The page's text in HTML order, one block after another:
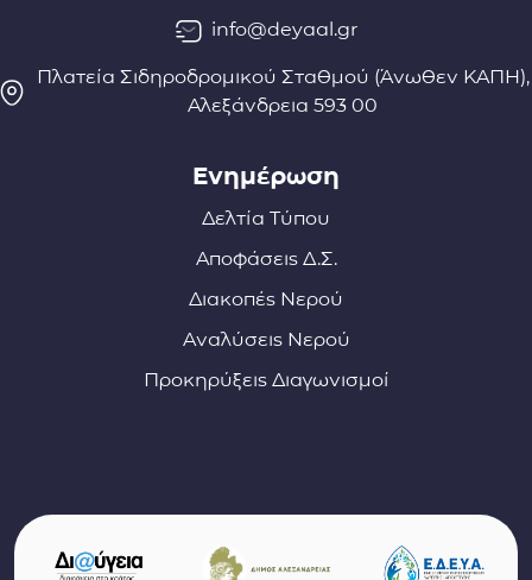
info@deyaal.gr
Πλατεία Σιδηροδρομικού Σταθμού (Άνωθεν ΚΑΠΗ),
Αλεξάνδρεια 593 00
Ενημέρωση
Δελτία Τύπου
Αποφάσεις Δ.Σ.
Διακοπές Νερού
Αναλύσεις Νερού
Προκηρύξεις Διαγωνισμοί
Σύνδεσμοι φορέων και συνεργατών
(ανοίγει σε νέο παράθυρο)
(ανοίγει σε νέο